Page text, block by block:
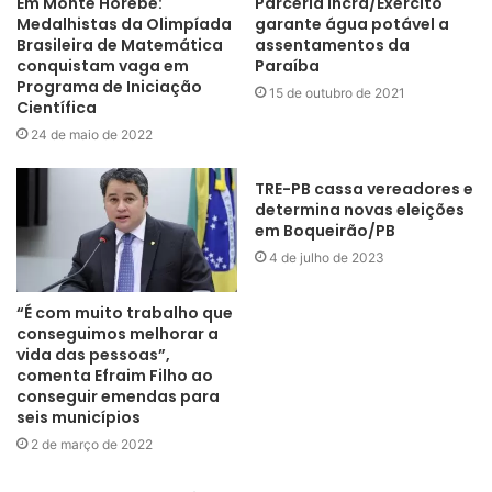
Adolescente (Fundac), Fundação Centro Integrado de Apoio à
Pessoa com Deficiência (Funad), e escolas estaduais e
municipais.
Medalhistas da Olimpíada
Brasileira de Matemática
conquistam vaga em
Programa de Iniciação
Científica
24 de maio de 2022
garante água potável a
assentamentos da
Paraíba
15 de outubro de 2021
“É com muito trabalho que
conseguimos melhorar a
vida das pessoas”,
comenta Efraim Filho ao
conseguir emendas para
seis municípios
2 de março de 2022
TRE-PB cassa vereadores e
determina novas eleições
em Boqueirão/PB
4 de julho de 2023